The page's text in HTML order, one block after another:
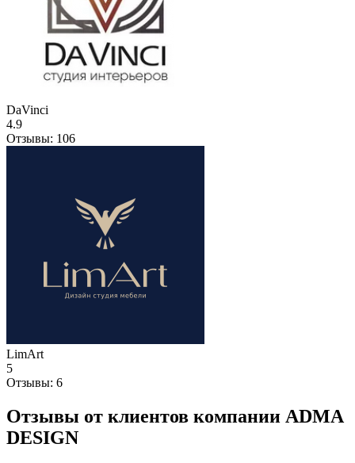
DaVinci
4.9
Отзывы: 106
LimArt
5
Отзывы: 6
Отзывы от клиентов компании ADMA
DESIGN